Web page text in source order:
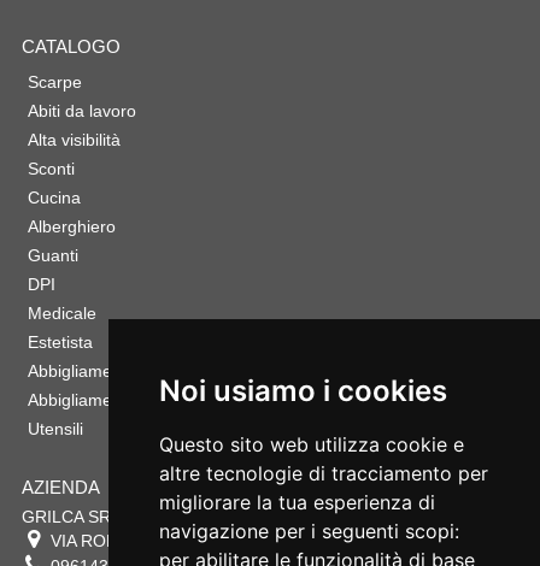
Noi usiamo i cookies
Questo sito web utilizza cookie e
altre tecnologie di tracciamento per
migliorare la tua esperienza di
navigazione per i seguenti scopi:
per abilitare le funzionalità di base
CATALOGO
Scarpe
Abiti da lavoro
Alta visibilità
Sconti
Cucina
Alberghiero
Guanti
DPI
Medicale
Estetista
Abbigliamento Sportivo
Abbigliamento Bambino
Utensili
AZIENDA
GRILCA SRL
VIA ROMA 180 88054 SERSALE CZ